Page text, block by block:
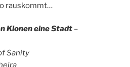
rauskommt…
Klonen eine Stadt –
Sanity